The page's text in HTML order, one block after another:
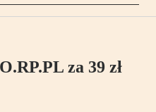
za 39 zł